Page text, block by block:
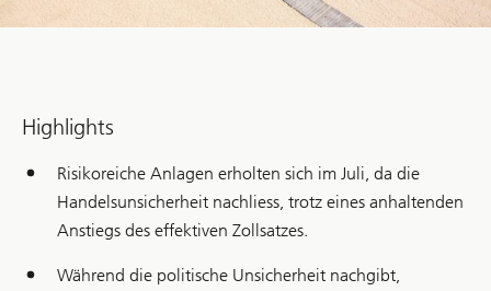
Highlights
Risikoreiche Anlagen erholten sich im Juli, da die
Handelsunsicherheit nachliess, trotz eines anhaltenden
Anstiegs des effektiven Zollsatzes.
Während die politische Unsicherheit nachgibt,